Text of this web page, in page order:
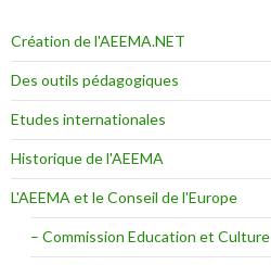
Création de l'AEEMA.NET
Des outils pédagogiques
Etudes internationales
Historique de l'AEEMA
L'AEEMA et le Conseil de l'Europe
– Commission Education et Culture